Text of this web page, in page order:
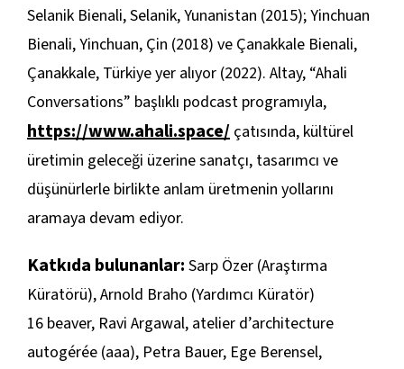
Selanik Bienali, Selanik, Yunanistan (2015); Yinchuan
Bienali, Yinchuan, Çin (2018) ve Çanakkale Bienali,
Çanakkale, Türkiye yer alıyor (2022). Altay, “Ahali
Conversations” başlıklı podcast programıyla,
https://www.ahali.space/ çatısında, kültürel
üretimin geleceği üzerine sanatçı, tasarımcı ve
düşünürlerle birlikte anlam üretmenin yollarını
aramaya devam ediyor.
Katkıda bulunanlar: Sarp Özer (Araştırma
Küratörü), Arnold Braho (Yardımcı Küratör)
16 beaver, Ravi Argawal, atelier d’architecture
autogérée (aaa), Petra Bauer, Ege Berensel,